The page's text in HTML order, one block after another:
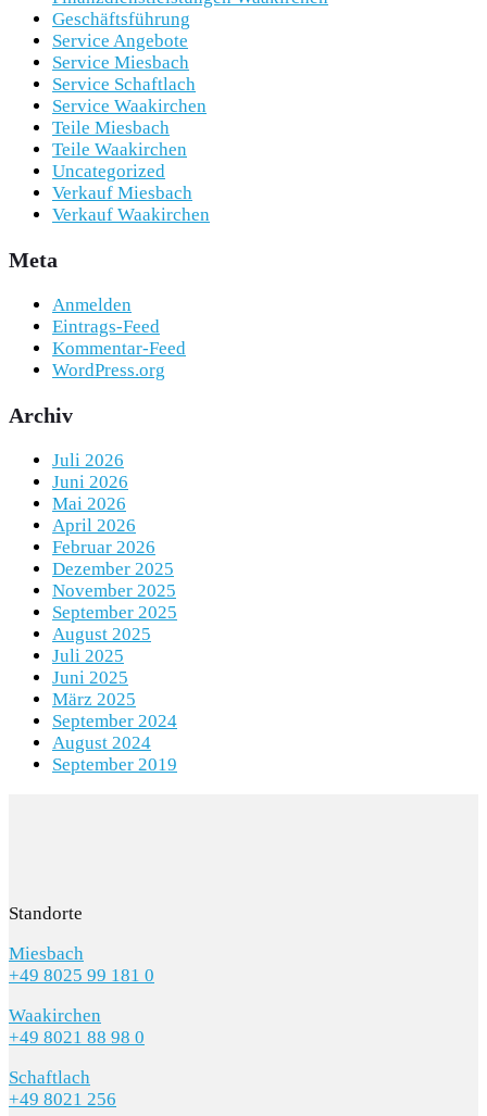
Geschäftsführung
Service Angebote
Service Miesbach
Service Schaftlach
Service Waakirchen
Teile Miesbach
Teile Waakirchen
Uncategorized
Verkauf Miesbach
Verkauf Waakirchen
Meta
Anmelden
Eintrags-Feed
Kommentar-Feed
WordPress.org
Archiv
Juli 2026
Juni 2026
Mai 2026
April 2026
Februar 2026
Dezember 2025
November 2025
September 2025
August 2025
Juli 2025
Juni 2025
März 2025
September 2024
August 2024
September 2019
Standorte
Miesbach
+49 8025 99 181 0
Waakirchen
+49 8021 88 98 0
Schaftlach
+49 8021 256